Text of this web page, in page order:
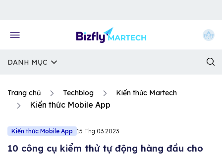
DANH MỤC
Trang chủ Techblog Kiến thức Martech
Kiến thức Mobile App
Kiến thức Mobile App 15 Thg 03 2023
10 công cụ kiểm thử tự động hàng đầu cho